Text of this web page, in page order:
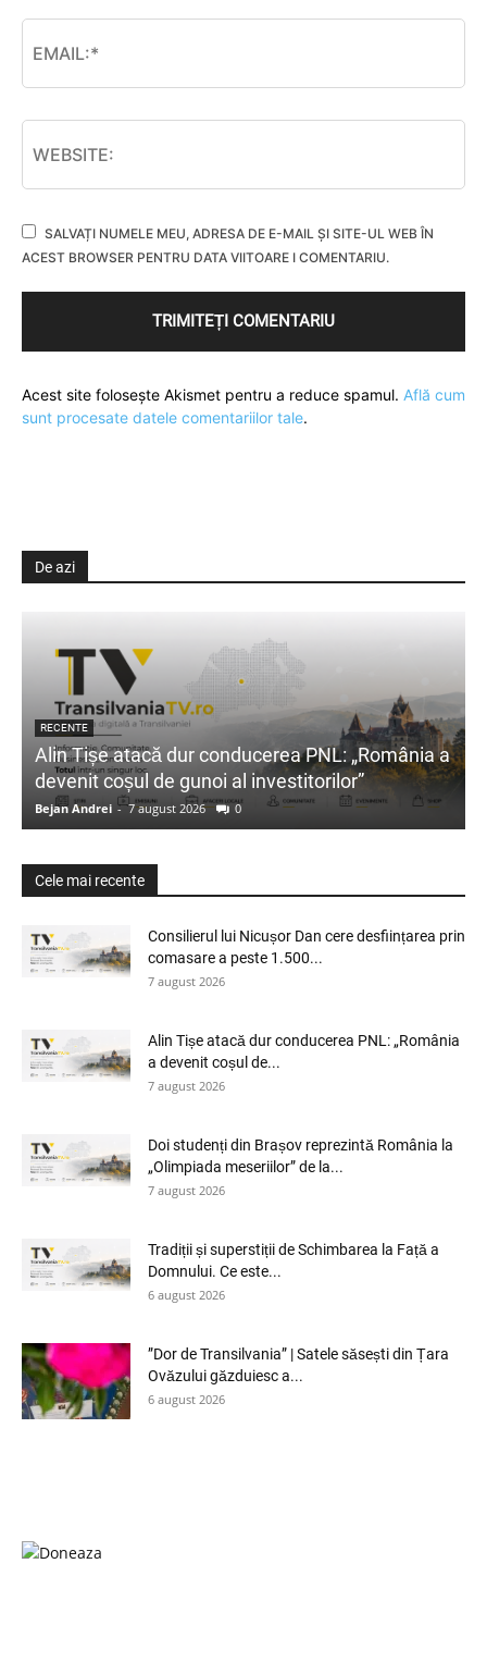
SALVAȚI NUMELE MEU, ADRESA DE E-MAIL ȘI SITE-UL WEB ÎN
ACEST BROWSER PENTRU DATA VIITOARE I COMENTARIU.
Acest site folosește Akismet pentru a reduce spamul. Află cum
sunt procesate datele comentariilor tale.
De azi
RECENTE
Alin Tișe atacă dur conducerea PNL: „România a
devenit coșul de gunoi al investitorilor”
Bejan Andrei - 7 august 2026 0
Cele mai recente
Consilierul lui Nicușor Dan cere desființarea prin
comasare a peste 1.500...
7 august 2026
Alin Tișe atacă dur conducerea PNL: „România
a devenit coșul de...
7 august 2026
Doi studenți din Brașov reprezintă România la
„Olimpiada meseriilor” de la...
7 august 2026
Tradiții și superstiții de Schimbarea la Față a
Domnului. Ce este...
6 august 2026
”Dor de Transilvania” | Satele săsești din Țara
Ovăzului găzduiesc a...
6 august 2026